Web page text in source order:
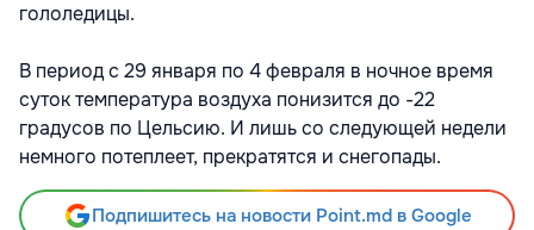
гололедицы.
В период с 29 января по 4 февраля в ночное время
суток температура воздуха понизится до -22
градусов по Цельсию. И лишь со следующей недели
немного потеплеет, прекратятся и снегопады.
Подпишитесь на новости Point.md в Google